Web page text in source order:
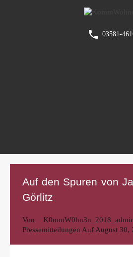
03581-
Auf den Spuren von
Görlitz
Von
Pressemitteilungen Auf August 30,